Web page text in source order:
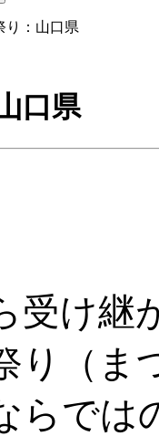
り：山口県
口県
受け継
り（ま
らでは